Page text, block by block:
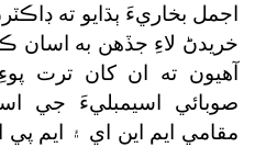
اجمل بخاريءَ ٻڌايو ته
خريدڻ لاءِ جڏهن به اسان
آهيون ته ان کان ترت
صوبائي اسيمبليءَ جي
مقامي ايم اين اي ۽ ايم پي